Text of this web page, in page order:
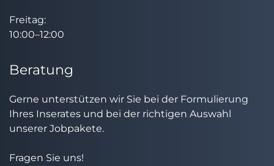
Freitag:
10:00–12:00
Beratung
Gerne unterstützen wir Sie bei der Formulierung
Ihres Inserates und bei der richtigen Auswahl
unserer Jobpakete.
Fragen Sie uns!